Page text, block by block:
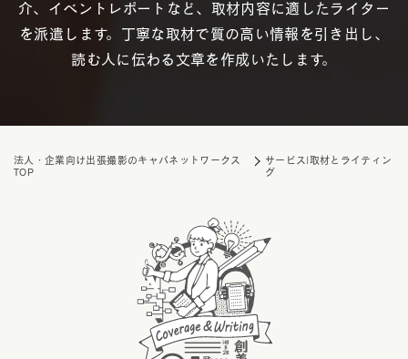
介、イベントレポートなど、取材内容に適したライター
を派遣します。丁寧な取材で質の高い情報を引き出し、
読む人に伝わる文章を作成いたします。
法人・企業向け出張撮影のキャパネットワークス
TOP
サービス|取材とライティン
グ